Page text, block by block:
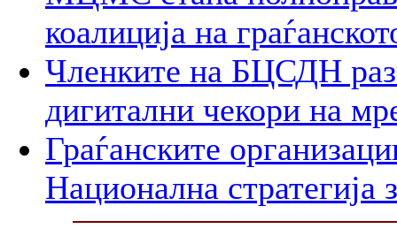
коалиција на
Членките на БЦСДН
дигитални чекори на
Граѓанските
Национална стратегија